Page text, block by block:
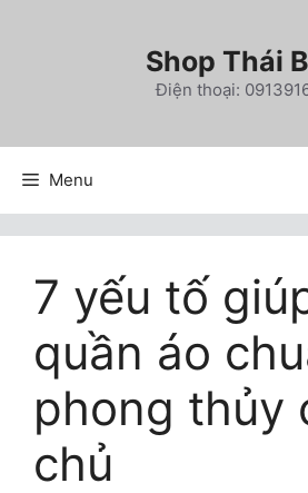
Shop Thái
Điện thoại:
Menu
7 yếu tố
quần áo
phong thủy
chủ